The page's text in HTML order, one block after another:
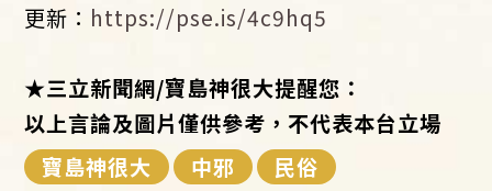
更新： https://pse.is/4c9hq5
★三立新聞網/寶島神很大提醒您：
以上言論及圖片僅供參考，不代表本台立場
寶島神很大
中邪
民俗